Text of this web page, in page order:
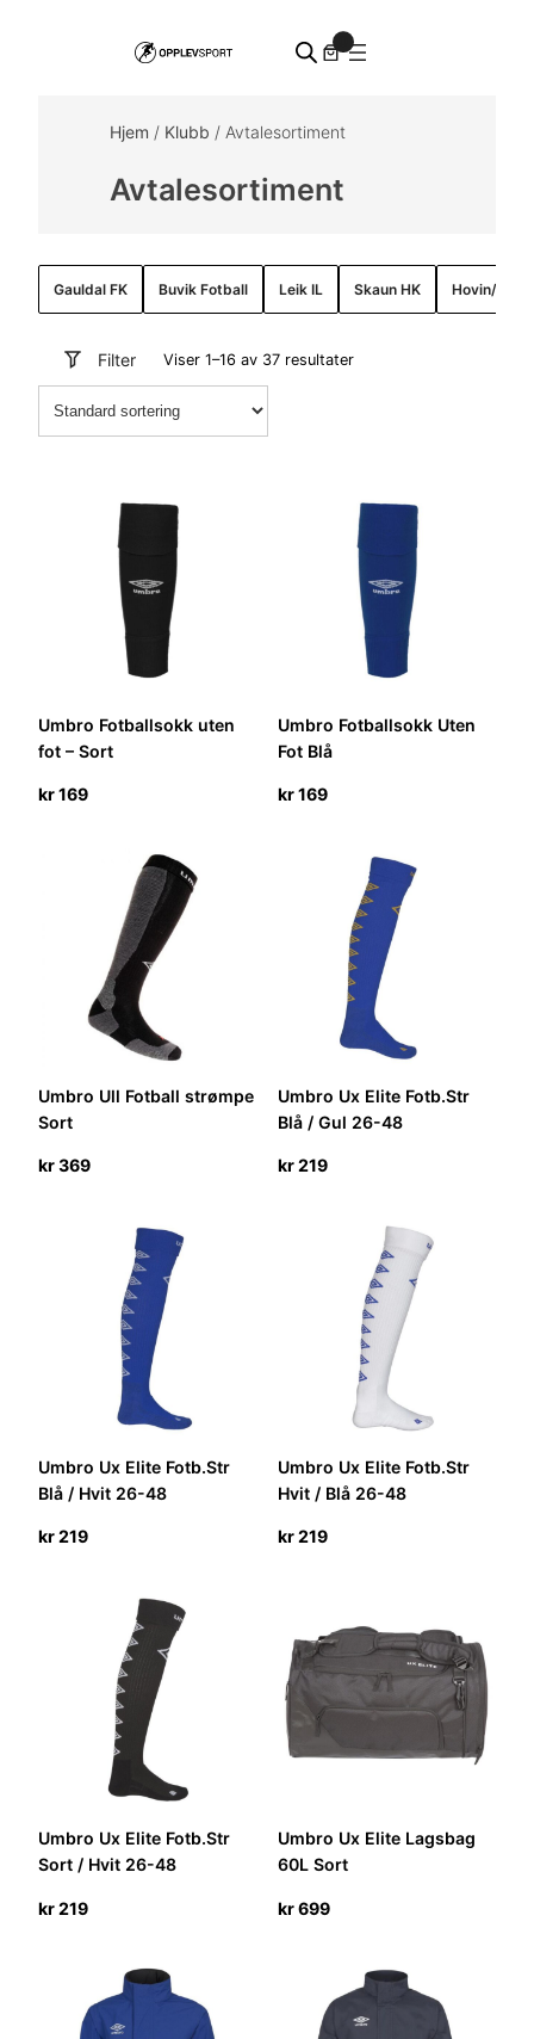
Hjem / Klubb / Avtalesortiment
Avtalesortiment
Gauldal FK Buvik Fotball Leik IL Skaun HK Hovin/
Filter Viser 1–16 av 37 resultater
Umbro Fotballsokk uten
fot – Sort
kr169
Umbro Fotballsokk Uten
Fot Blå
kr169
Umbro Ull Fotball strømpe
Sort
kr369
Umbro Ux Elite Fotb.Str
Blå / Gul 26-48
kr219
Umbro Ux Elite Fotb.Str
Blå / Hvit 26-48
kr219
Umbro Ux Elite Fotb.Str
Hvit / Blå 26-48
kr219
Umbro Ux Elite Fotb.Str
Sort / Hvit 26-48
kr219
Umbro Ux Elite Lagsbag
60L Sort
kr699